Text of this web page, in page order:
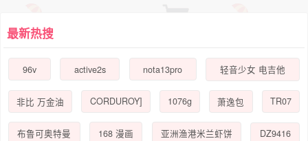
最新热搜
96v active2s nota13pro 轻音少女 电吉他
非比 万金油 CORDUROY] 1076g 萧逸包 TR07
布鲁可奥特曼 168 漫画 亚洲渔港米兰虾饼 DZ9416